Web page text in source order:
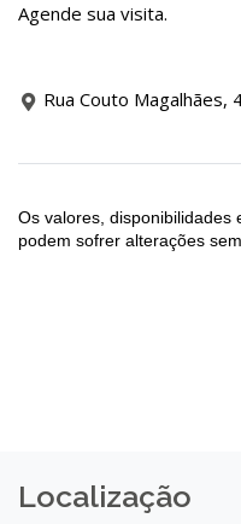
Agende sua visita.
Rua Couto Magalhães,
Os valores, disponibilidades
podem sofrer alterações
Localização